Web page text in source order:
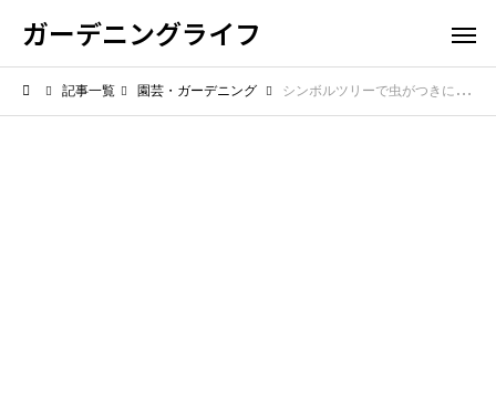
ガーデニングライフ
記事一覧 園芸・ガーデニング シンボルツリーで虫がつきにくい種類は？管理しやすさも解説